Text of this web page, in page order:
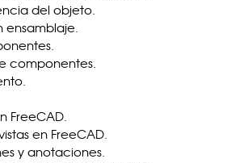
del objeto.
ensamblaje.
componentes.
FreeCAD.
en FreeCAD.
y anotaciones.